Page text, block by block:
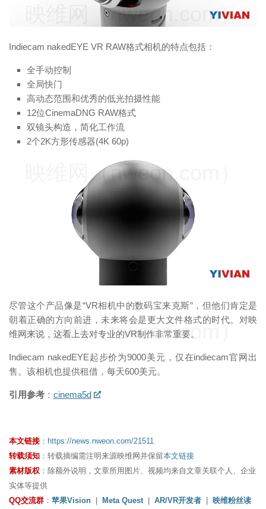
Indiecam nakedEYE VR RAW格式相机的特点包括：
全手动控制
全局快门
高动态范围和优秀的低光拍摄性能
12位CinemaDNG RAW格式
双镜头构造，简化工作流
2个2K方形传感器(4K 60p)
尽管这个产品像是“VR相机中的数码宝来克斯”，但他们肯定是
朝着正确的方向前进，未来将会是更大文件格式的时代。对映
维网来说，这看上去对专业的VR制作非常重要。
Indiecam nakedEYE起步价为9000美元，仅在indiecam官网出
售。该相机也提供租借，每天600美元。
引用参考 ： cinema5d
映维网（nweon.com）
映维网（nweon.com）
映维网（nweon.com）
本文链接 ： https://news.nweon.com/21511
转载须知 ：转载摘编需注明来源映维网并保留本文链接
素材版权 ：除额外说明，文章所用图片、视频均来自文章关联个人、企业
实体等提供
QQ交流群 ： 苹果Vision Meta Quest| AR/VR开发者 映维粉丝读